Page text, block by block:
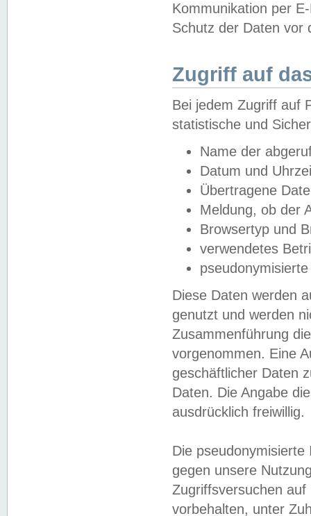
Kommunikation per
Schutz der Daten vor
Zugriff auf
Bei jedem Zugriff auf
statistische und
Name der
Datum und
Übertragene
Meldung, ob der
Browsertyp und
verwendetes
Diese Daten werden
genutzt und werden
Zusammenführung
vorgenommen. Eine
geschäftlicher Daten
Daten. Die Angabe
ausdrücklich freiwillig.
Die
gegen unsere
Zugriffsversuchen
vorbehalten, unter